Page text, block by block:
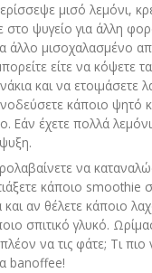
μισό λεμόνι,
στο ψυγείο για άλλη
άλλο μισοχαλασμένο
είτε να κόψετε
και να ετοιμάσετε
κάποιο ψητό
Εάν έχετε πολλά
να
κάποιο smoothie
αν θέλετε κάποιο
σπιτικό γλυκό.
να τις φάτε; Τι
banoffee!